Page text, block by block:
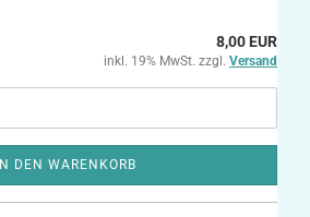
8,00 EUR
inkl. 19% MwSt. zzgl. Versand
IN DEN WARENKORB